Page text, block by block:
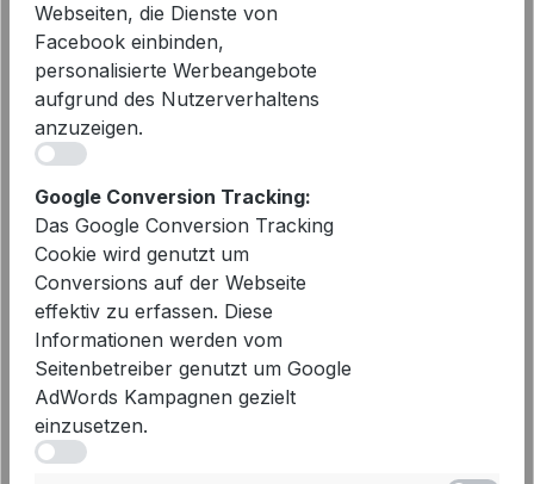
Cambio Barrel Jeans Ocean
Cropped in Sunny Bleached |
Modehaus Wörmann
Regulärer Preis:
159,90 €
Webseiten, die Dienste von
Facebook einbinden,
personalisierte Werbeangebote
aufgrund des Nutzerverhaltens
anzuzeigen.
Google Conversion Tracking:
Das Google Conversion Tracking
Cookie wird genutzt um
Conversions auf der Webseite
effektiv zu erfassen. Diese
Informationen werden vom
Seitenbetreiber genutzt um Google
AdWords Kampagnen gezielt
einzusetzen.